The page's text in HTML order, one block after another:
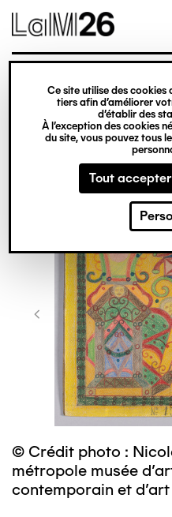
Gestion des cookies
Ce site utilise des cookies
tiers afin d’améliorer
d’établir des
À l’exception des cookies
du site, vous pouvez tous
Tout accepter
contenu
© Crédit photo :
métropole musée
contemporain et